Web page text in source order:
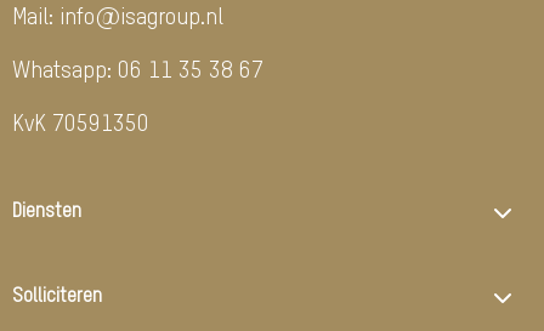
Mail: info@isagroup.nl
Whatsapp: 06 11 35 38 67
KvK 70591350
Diensten
Solliciteren